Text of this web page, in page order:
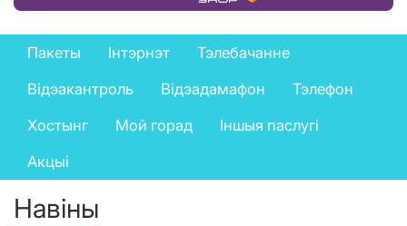
Private
services
menu
Пакеты Інтэрнэт
Тэлебачанне
Відэакантроль
Відэадамафон
Тэлефон
Хостынг
Мой горад
Іншыя паслугі
Акцыі
Навіны